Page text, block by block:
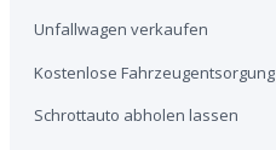
Unfallwagen verkaufen
Kostenlose Fahrzeugentsorgung
Schrottauto abholen lassen